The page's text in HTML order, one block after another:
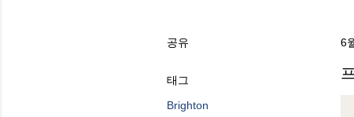
공유
태그
Brighton
6